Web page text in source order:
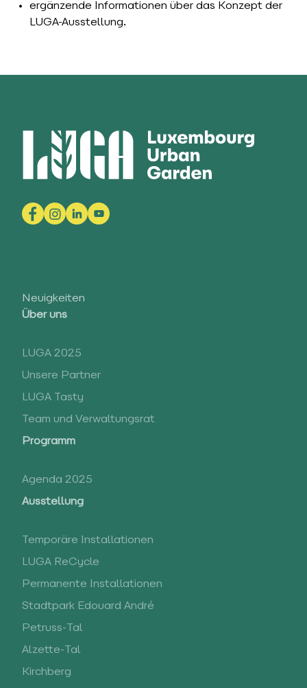
ergänzende Informationen über das Konzept der
LUGA-Ausstellung.
Neuigkeiten
Über uns
LUGA 2025
Unsere Partner
LUGA Tasty
Team und Verwaltungsrat
Programm
Agenda 2025
Ausstellung
Temporäre Installationen
LUGA ReCycle
Permanente Installationen
Stadtpark Edouard André
Petruss-Tal
Alzette-Tal
Kirchberg